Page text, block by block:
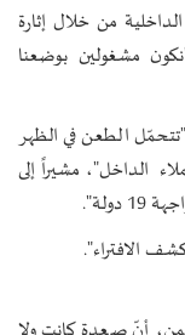
من خلال إثارة
مشغولين بوضعنا
الطعن في الظهر
الداخل"، مشيراً إلى
الافتراء".